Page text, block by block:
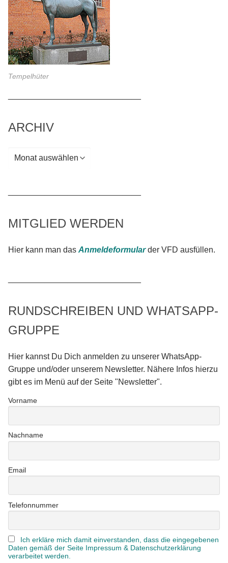
Tempelhüter
ARCHIV
Archiv
MITGLIED WERDEN
Hier kann man das Anmeldeformularder VFD ausfüllen.
RUNDSCHREIBEN UND WHATSAPP-
GRUPPE
Hier kannst Du Dich anmelden zu unserer WhatsApp-
Gruppe und/oder unserem Newsletter. Nähere Infos hierzu
gibt es im Menü auf der Seite "Newsletter".
Vorname
Nachname
Email
Telefonnummer
Ich erkläre mich damit einverstanden, dass die eingegebenen
Daten gemäß der Seite Impressum & Datenschutzerklärung
verarbeitet werden.